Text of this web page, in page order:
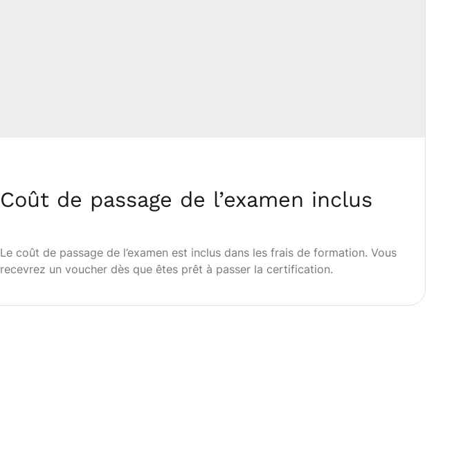
Coût de passage de l’examen inclus
Le coût de passage de l’examen est inclus dans les frais de formation. Vous
recevrez unvoucher dès que êtes prêt à passer la certification.